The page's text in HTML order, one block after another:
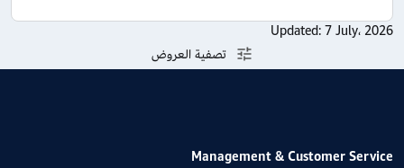
Updated:7 July، 2026
تصفية العروض
Management & Customer Service